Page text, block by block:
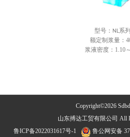
型号： NL系列
额定制浆量：
浆液密度： 1.10
Copyright©2026
山东搏达工贸有限公司 All
鲁ICP备2022031617号-1
鲁公网安备